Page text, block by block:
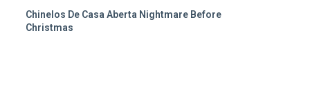
Chinelos De Casa Aberta Nightmare Before
Christmas